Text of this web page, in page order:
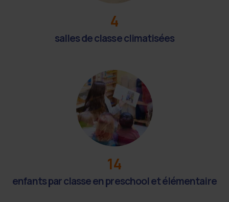
4
salles de classe climatisées
14
enfants par classe en preschool et élémentaire